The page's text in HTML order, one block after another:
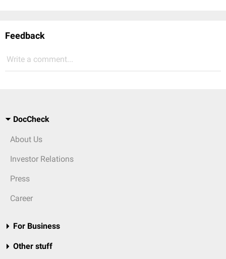
Feedback
Write a comment...
DocCheck
About Us
Investor Relations
Press
Career
For Business
Other stuff